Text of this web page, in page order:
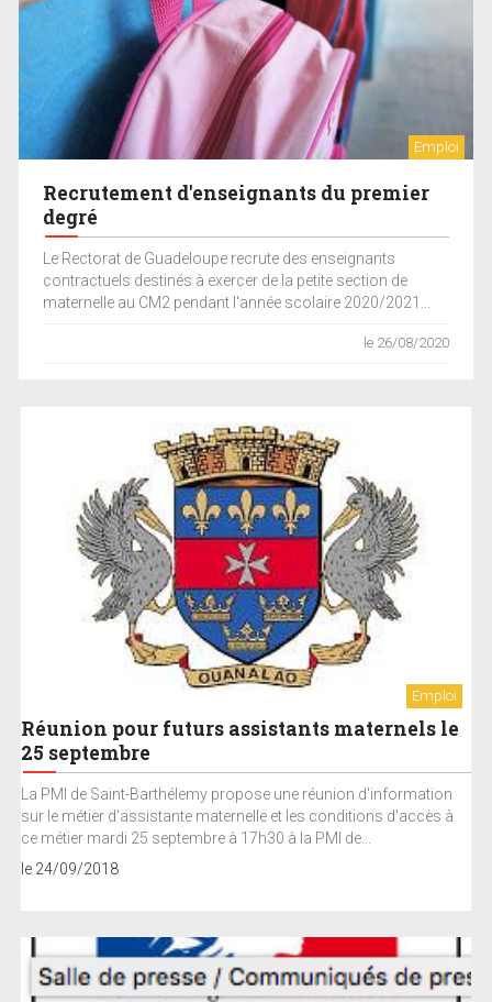
Emploi
Recrutement d'enseignants du premier
degré
Le Rectorat de Guadeloupe recrute des enseignants
contractuels destinés à exercer de la petite section de
maternelle au CM2 pendant l'année scolaire 2020/2021...
le 26/08/2020
Emploi
Réunion pour futurs assistants maternels le
25 septembre
La PMI de Saint-Barthélemy propose une réunion d'information
sur le métier d'assistante maternelle et les conditions d'accès à
ce métier mardi 25 septembre à 17h30 à la PMI de...
le 24/09/2018